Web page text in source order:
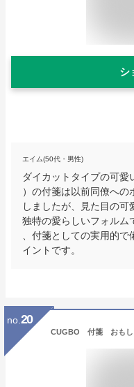
シ
エイム(50代・男性)
ダイカットタイプの可愛
）の付箋は以前同僚への
しましたが、見た目の可
独特の愛らしいフォルム
、付箋としての実用的
イントです。
no. 20